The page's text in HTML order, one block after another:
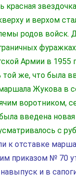
красная
и верхом
родов войск.
Армии в 1955
же, что была
Жукова в
воротником,
введена
с
к отставке
приказом №
и в